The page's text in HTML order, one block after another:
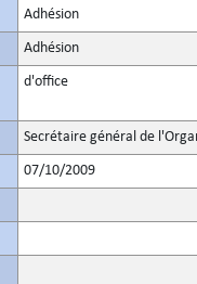
Adhésion
Adhésion
d'office
Secrétaire général de
07/10/2009